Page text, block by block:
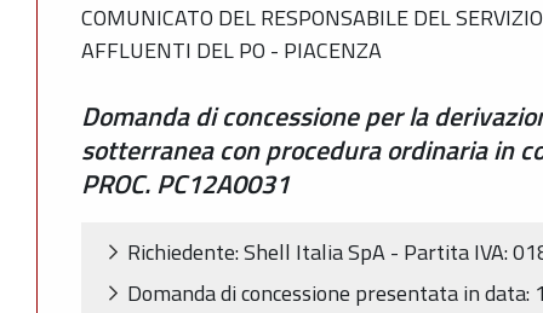
COMUNICATO DEL RESPONSABILE DEL
AFFLUENTI DEL PO - PIACENZA
Domanda di concessione per la
sotterranea con procedura ordinaria in
PROC. PC12A0031
Richiedente: Shell Italia SpA - Partita IVA:
Domanda di concessione presentata in